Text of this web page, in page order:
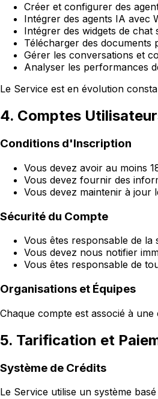
Créer et configurer des
Intégrer des agents IA avec
Intégrer des widgets de chat
Télécharger des documents
Gérer les conversations et
Analyser les performances
Le Service est en évolution
4. Comptes
Conditions d'Inscription
Vous devez avoir au moins
Vous devez fournir des
Vous devez maintenir à jour
Sécurité du Compte
Vous êtes responsable de
Vous devez nous notifier
Vous êtes responsable de
Organisations et Équipes
Chaque compte est associé à
5. Tarification et
Système de Crédits
Le Service utilise un système